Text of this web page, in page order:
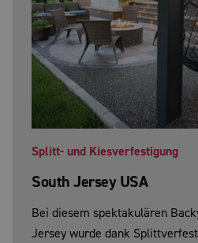
Splitt- und Kiesverfestigung
South Jersey USA
Bei diesem spektakulären
Jersey wurde dank